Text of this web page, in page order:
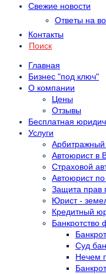
Свежие новости
Ответы на
Контакты
Поиск
Главная
Бизнес "под ключ"
О компании
Цены
Отзывы
Бесплатная
Услуги
Автоюрист в
Страховой
Автоюрист
Защита прав
Юрист -
Кредитный
Банкротство
Суд
Нечем